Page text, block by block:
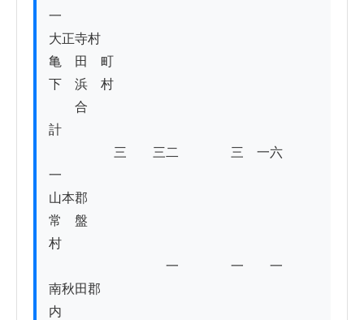
一
大正寺村
亀　田　町
下　浜　村
合
計
三　　三二　　　　三　一六
一
山本郡
常　盤
村
一　　　　一　　一
南秋田郡
内